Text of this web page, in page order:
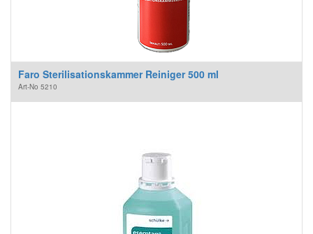
Faro Sterilisationskammer Reiniger 500 ml
Art-No 5210